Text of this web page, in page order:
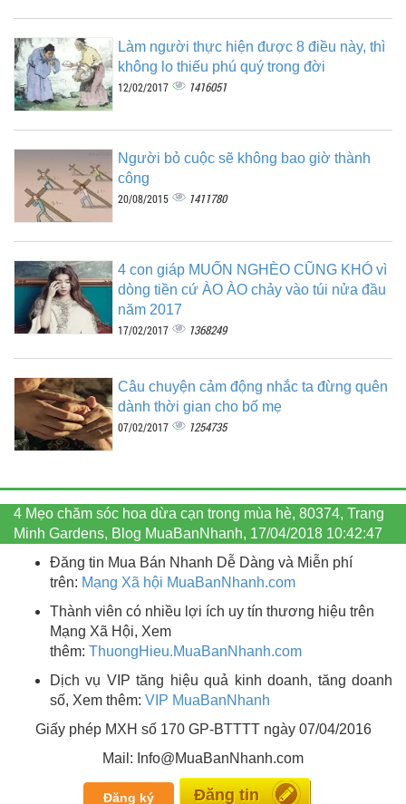
Làm người thực hiện được 8 điều này, thì
không lo thiếu phú quý trong đời
12/02/2017 1416051
Người bỏ cuộc sẽ không bao giờ thành
công
20/08/2015 1411780
4 con giáp MUỐN NGHÈO CŨNG KHÓ vì
dòng tiền cứ ÀO ÀO chảy vào túi nửa đầu
năm 2017
17/02/2017 1368249
Câu chuyện cảm động nhắc ta đừng quên
dành thời gian cho bố mẹ
07/02/2017 1254735
4 Mẹo chăm sóc hoa dừa cạn trong mùa hè, 80374, Trang
Minh Gardens, Blog MuaBanNhanh, 17/04/2018 10:42:47
Đăng tin Mua Bán Nhanh Dễ Dàng và Miễn phí
trên: Mạng Xã hội MuaBanNhanh.com
Thành viên có nhiều lợi ích uy tín thương hiệu trên
Mạng Xã Hội, Xem
thêm: ThuongHieu.MuaBanNhanh.com
Dịch vụ VIP tăng hiệu quả kinh doanh, tăng doanh
số, Xem thêm: VIP MuaBanNhanh
Giấy phép MXH số 170 GP-BTTTT ngày 07/04/2016
Mail: Info@MuaBanNhanh.com
Đăng ký Miễn phí